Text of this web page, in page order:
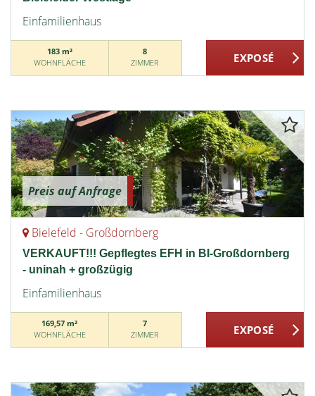
Einfamilienhaus
183 m²
WOHNFLÄCHE
8
ZIMMER
Preis auf Anfrage
Bielefeld - Großdornberg
VERKAUFT!!! Gepflegtes EFH in BI-Großdornberg
- uninah + großzügig
Einfamilienhaus
169,57 m²
WOHNFLÄCHE
7
ZIMMER